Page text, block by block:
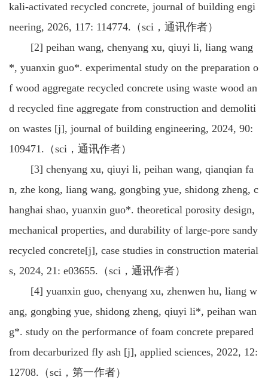
kali-activated recycled concrete, journal of building engi
neering, 2026, 117: 114774.（sci，通讯作者）
[2] peihan wang, chenyang xu, qiuyi li, liang wang
*, yuanxin guo*. experimental study on the preparation o
f wood aggregate recycled concrete using waste wood an
d recycled fine aggregate from construction and demoliti
on wastes [j], journal of building engineering, 2024, 90:
109471.（sci，通讯作者）
[3] chenyang xu, qiuyi li, peihan wang, qianqian fa
n, zhe kong, liang wang, gongbing yue, shidong zheng, c
hanghai shao, yuanxin guo*. theoretical porosity design,
mechanical properties, and durability of large-pore sandy
recycled concrete[j], case studies in construction material
s, 2024, 21: e03655.（sci，通讯作者）
[4] yuanxin guo, chenyang xu, zhenwen hu, liang w
ang, gongbing yue, shidong zheng, qiuyi li*, peihan wan
g*. study on the performance of foam concrete prepared
from decarburized fly ash [j], applied sciences, 2022, 12:
12708.（sci，第一作者）